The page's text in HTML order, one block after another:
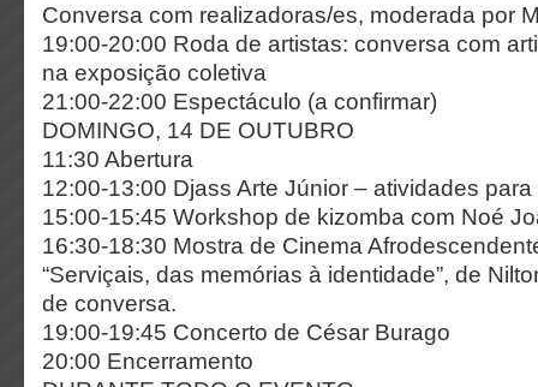
Conversa com realizadoras/es, moderada por
19:00-20:00 Roda de artistas: conversa com
na exposição coletiva
21:00-22:00 Espectáculo (a confirmar)
DOMINGO, 14 DE OUTUBRO
11:30 Abertura
12:00-13:00 Djass Arte Júnior – atividades
15:00-15:45 Workshop de kizomba com Noé
16:30-18:30 Mostra de Cinema
“Serviçais, das memórias à identidade”, de
de conversa.
19:00-19:45 Concerto de César Burago
20:00 Encerramento